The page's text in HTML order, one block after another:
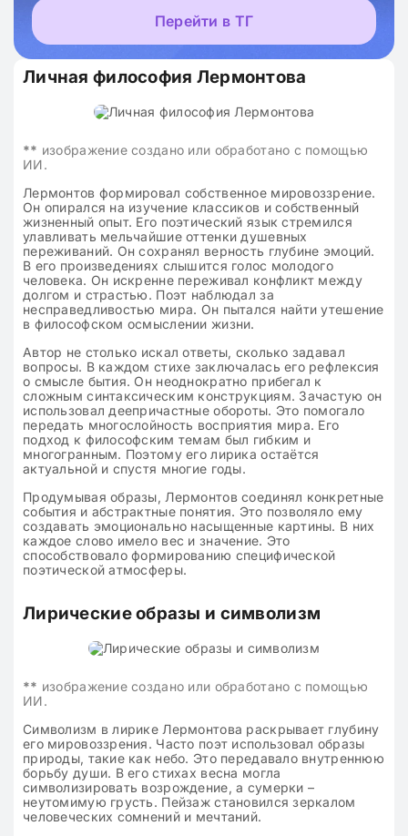
Перейти в ТГ
Личная философия Лермонтова
** изображение создано или обработано с помощью
ИИ.
Лермонтов формировал собственное мировоззрение.
Он опирался на изучение классиков и собственный
жизненный опыт. Его поэтический язык стремился
улавливать мельчайшие оттенки душевных
переживаний. Он сохранял верность глубине эмоций.
В его произведениях слышится голос молодого
человека. Он искренне переживал конфликт между
долгом и страстью. Поэт наблюдал за
несправедливостью мира. Он пытался найти утешение
в философском осмыслении жизни.
Автор не столько искал ответы, сколько задавал
вопросы. В каждом стихе заключалась его рефлексия
о смысле бытия. Он неоднократно прибегал к
сложным синтаксическим конструкциям. Зачастую он
использовал деепричастные обороты. Это помогало
передать многослойность восприятия мира. Его
подход к философским темам был гибким и
многогранным. Поэтому его лирика остаётся
актуальной и спустя многие годы.
Продумывая образы, Лермонтов соединял конкретные
события и абстрактные понятия. Это позволяло ему
создавать эмоционально насыщенные картины. В них
каждое слово имело вес и значение. Это
способствовало формированию специфической
поэтической атмосферы.
Лирические образы и символизм
** изображение создано или обработано с помощью
ИИ.
Символизм в лирике Лермонтова раскрывает глубину
его мировоззрения. Часто поэт использовал образы
природы, такие как небо. Это передавало внутреннюю
борьбу души. В его стихах весна могла
символизировать возрождение, а сумерки –
неутомимую грусть. Пейзаж становился зеркалом
человеческих сомнений и мечтаний.